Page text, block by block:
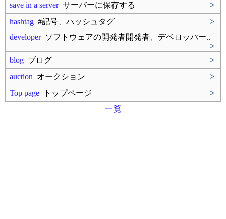
save in a serverサーバーに保存する
>
hashtag #記号、ハッシュタグ
>
developerソフトウェアの開発者開発者、デベロッパー..
>
blog ブログ
>
auction オークション
>
Top page トップページ
>
一覧